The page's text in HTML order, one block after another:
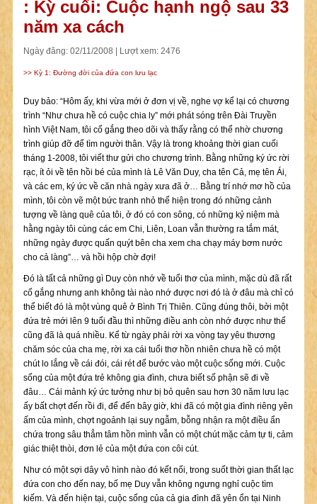
: Kỳ cuối: Cuộc hạnh ngộ sau 33
năm xa cách
Ngày đăng: 02/11/2008 | Lượt xem: 2476
>> Kỳ 1: Đường đời của đứa con lưu lạc
Duy bảo: “Hôm ấy, khi vừa mới ở đơn vị về, nghe vợ kể lại có chương
trình “Như chưa hề có cuộc chia ly” mới phát sóng trên Đài Truyền
hình Việt Nam, tôi cố gắng theo dõi và thấy rằng có thể nhờ chương
trình giúp đỡ để tìm người thân. Vậy là trong khoảng thời gian cuối
tháng 1-2008, tôi viết thư gửi cho chương trình. Bằng những ký ức rời
rạc, ít ỏi về tên hồi bé của mình là Lê Văn Duy, cha tên Cả, mẹ tên Ái,
và các em, ký ức về căn nhà ngày xưa đã ở… Bằng trí nhớ mơ hồ của
mình, tôi còn vẽ một bức tranh nhỏ thể hiện trong đó những cảnh
tượng về làng quê của tôi, ở đó có con sông, có những kỷ niệm mà
hằng ngày tôi cùng các em Chi, Liên, Loan vẫn thường ra tắm mát,
những ngày được quấn quýt bên cha xem cha chạy máy bơm nước
cho cả làng”… và hồi hộp chờ đợi!
Đó là tất cả những gì Duy còn nhớ về tuổi thơ của mình, mặc dù đã rất
cố gắng nhưng anh không tài nào nhớ được nơi đó là ở đâu mà chỉ có
thể biết đó là một vùng quê ở Bình Trị Thiên. Cũng đúng thôi, bởi một
đứa trẻ mới lên 9 tuổi đầu thì những điều anh còn nhớ được như thế
cũng đã là quá nhiều. Kể từ ngày phải rời xa vòng tay yêu thương
chăm sóc của cha mẹ, rời xa cái tuổi thơ hồn nhiên chưa hề có một
chút lo lắng về cái đói, cái rét để bước vào một cuộc sống mới. Cuộc
sống của một đứa trẻ không gia đình, chưa biết số phận sẽ đi về
đâu… Cái mảnh ký ức tưởng như bị bỏ quên sau hơn 30 năm lưu lạc
ấy bất chợt đến rồi đi, để đến bây giờ, khi đã có một gia đình riêng yên
ấm của mình, chợt ngoảnh lại suy ngẫm, bỗng nhận ra một điều ẩn
chứa trong sâu thẳm tâm hồn mình vẫn có một chút mặc cảm tự ti, cảm
giác thiệt thòi, đơn lẻ của một đứa con côi cút.
Như có một sợi dây vô hình nào đó kết nối, trong suốt thời gian thất lạc
đứa con cho đến nay, bố mẹ Duy vẫn không ngưng nghỉ cuộc tìm
kiếm. Và đến hiện tại, cuộc sống của cả gia đình đã yên ổn tại Ninh